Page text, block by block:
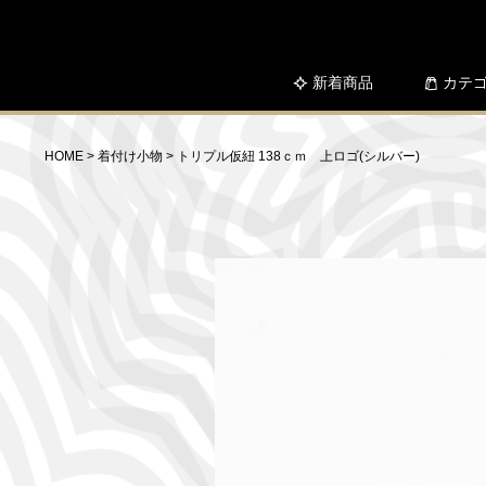
新着商品 カテ
HOME 着付け小物 トリプル仮紐 138ｃｍ 上ロゴ(シルバー)